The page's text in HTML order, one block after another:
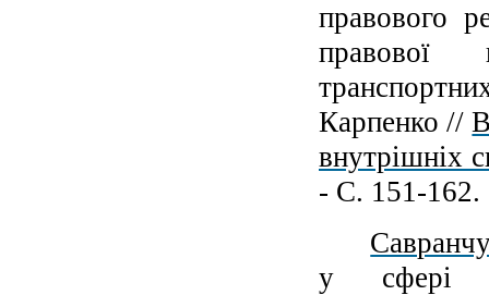
правового
правової
Карпенко //
внутрішніх
- С. 151-162.
у сфері